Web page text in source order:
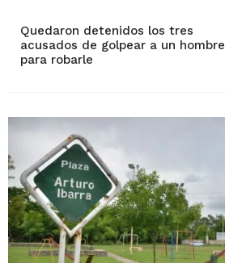
Quedaron detenidos los tres
acusados de golpear a un hombre
para robarle